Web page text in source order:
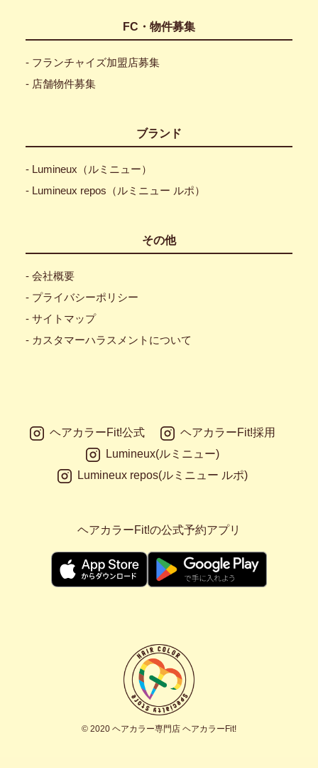
FC・物件募集
- フランチャイズ加盟店募集
- 店舗物件募集
ブランド
- Lumineux（ルミニュー）
- Lumineux repos（ルミニュー ルポ）
その他
- 会社概要
- プライバシーポリシー
- サイトマップ
- カスタマーハラスメントについて
ヘアカラーFit!公式
ヘアカラーFit!採用
Lumineux(ルミニュー)
Lumineux repos(ルミニュー ルポ)
ヘアカラーFit!の公式予約アプリ
© 2020 ヘアカラー専門店 ヘアカラーFit!